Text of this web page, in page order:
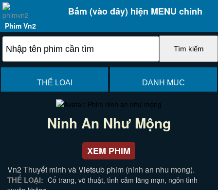
Bấm (vào đây) hiện MENU chính
Phim Vn2
THỂ LOẠI DANH MỤC
Ninh An Như Mộng
XEM PHIM
Vn2 Thuyết minh và Vietsub phim (ninh an nhu mong).
THỂ LOẠI: Cổ trang, võ thuật, tình cảm lãng mạn, ngôn tình